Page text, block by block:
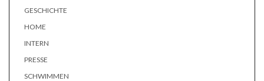
GESCHICHTE
HOME
INTERN
PRESSE
SCHWIMMEN